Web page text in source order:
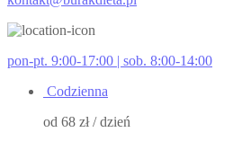
pon-pt. 9:00-17:00 | sob. 8:00-14:00
Codzienna
od 68 zł/ dzień